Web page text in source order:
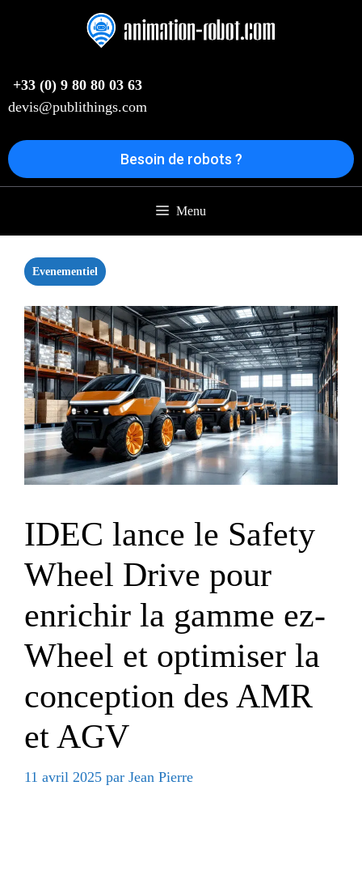
+33 (0) 9 80 80 03 63
devis@publithings.com
Besoin de robots ?
Menu
Evenementiel
IDEC lance le Safety
Wheel Drive pour
enrichir la gamme ez-
Wheel et optimiser la
conception des AMR
et AGV
11 avril 2025 par Jean Pierre